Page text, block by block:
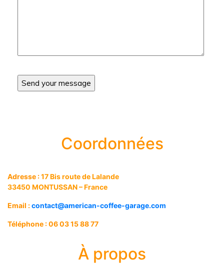
Coordonnées
Adresse :17 Bis route de Lalande
33450 MONTUSSAN – France
Email :contact@american-coffee-garage.com
Téléphone : 06 03 15 88 77
À propos